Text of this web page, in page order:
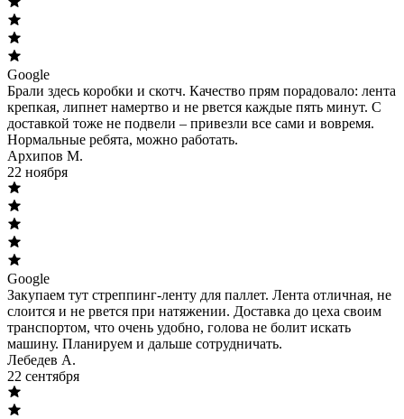
Google
Брали здесь коробки и скотч. Качество прям порадовало: лента
крепкая, липнет намертво и не рвется каждые пять минут. С
доставкой тоже не подвели – привезли все сами и вовремя.
Нормальные ребята, можно работать.
Архипов М.
22 ноября
Google
Закупаем тут стреппинг-ленту для паллет. Лента отличная, не
слоится и не рвется при натяжении. Доставка до цеха своим
транспортом, что очень удобно, голова не болит искать
машину. Планируем и дальше сотрудничать.
Лебедев А.
22 сентября